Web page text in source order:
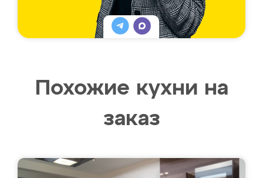
Похожие кухни на
заказ